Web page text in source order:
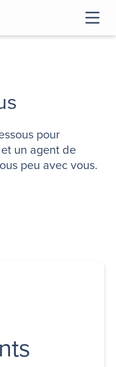
pour
un agent de
peu avec vous.